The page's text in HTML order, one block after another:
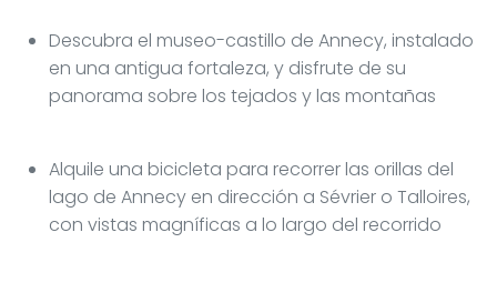
Descubra el museo-castillo de Annecy, instalado
en una antigua fortaleza, y disfrute de su
panorama sobre los tejados y las montañas
Alquile una bicicleta para recorrer las orillas del
lago de Annecy en dirección a Sévrier o Talloires,
con vistas magníficas a lo largo del recorrido